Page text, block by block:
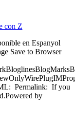
con Z
en Espanyol
Save to Browser
Permalink: If you
by